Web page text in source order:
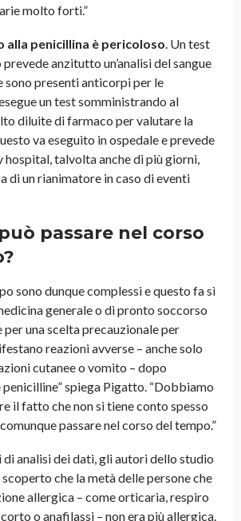
molto forti.”
alla penicillina è pericoloso. Un test
anzitutto un’analisi del sangue
sono presenti anticorpi per le
un test somministrando al
diluite di farmaco per valutare la
va eseguito in ospedale e prevede
hospital, talvolta anche di più giorni,
di un rianimatore in caso di eventi
passare nel corso
sono dunque complessi e questo fa sì
generale o di pronto soccorso
una scelta precauzionale per
reazioni avverse – anche solo
cutanee o vomito – dopo
penicilline” spiega Pigatto. “Dobbiamo
il fatto che non si tiene conto spesso
passare nel corso del tempo.”
di analisi dei dati, gli autori dello studio
che la metà delle persone che
allergica – come orticaria, respiro
o anafilassi – non era più allergica.